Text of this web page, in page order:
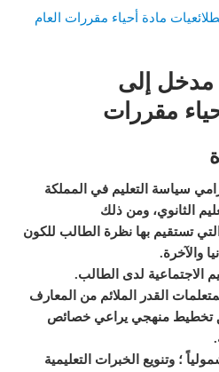
مادة أحياء مقررات العام
إلى
مقررات
سياسة التعليم في المملكة
الثانوي، ومن ذلك
التي تستقيم بها نظرة الطالب للكون
والآخرة.
الاجتماعية لدى الطالب.
القدر الملائم من المعارف
تخطيط منهجي يراعي خصائص
.
؛ وتنويع الخبرات التعليمية